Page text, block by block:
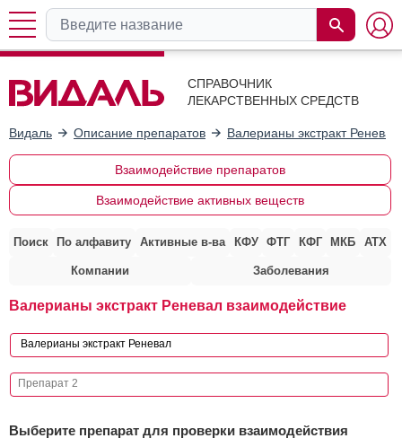
СПРАВОЧНИК
ЛЕКАРСТВЕННЫХ СРЕДСТВ
Видаль Описание препаратов Валерианы экстракт Реневал
Взаимодействие препаратов
Взаимодействие активных веществ
Поиск По алфавиту Активные в-ва КФУ ФТГ КФГ МКБ АТХ
Компании Заболевания
Валерианы экстракт Реневал взаимодействие
Выберите препарат для проверки взаимодействия